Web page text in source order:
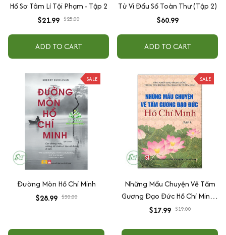
Hồ Sơ Tâm Lí Tội Phạm - Tập 2
$21.99 $25.00
ADD TO CART
Tử Vi Đẩu Số Toàn Thư (Tập 2)
$60.99
ADD TO CART
SALE
Đường Mòn Hồ Chí Minh
$28.99 $30.00
SALE
Những Mẩu Chuyện Về Tấm
Gương Đạo Đức Hồ Chí Minh -
Tập 1
$17.99 $19.00